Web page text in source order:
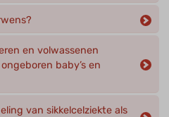
en volwassenen
baby’s en
van sikkelcelziekte als